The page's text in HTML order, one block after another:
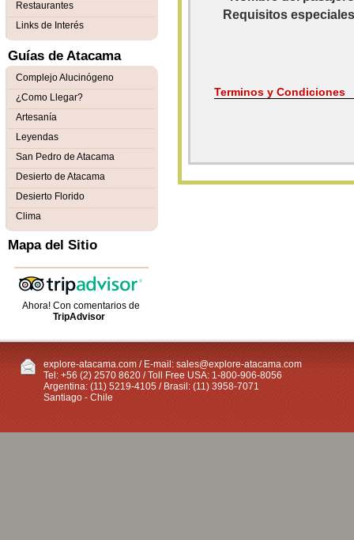
Requisitos
Terminos y Condiciones
Restaurantes
Links de Interés
Guías de Atacama
Complejo Alucinógeno
¿Como Llegar?
Artesanía
Leyendas
San Pedro de Atacama
Desierto de Atacama
Desierto Florido
Clima
Mapa del Sitio
Ahora! Con comentarios de
TripAdvisor
explore-atacama.com / E-mail: sales@explore-atacama.com
Tel: +56 (2) 2570 8620 / Toll Free USA: 1-800-906-8056
Argentina: (11) 5219-4105 / Brasil: (11) 3958-7071
Santiago - Chile